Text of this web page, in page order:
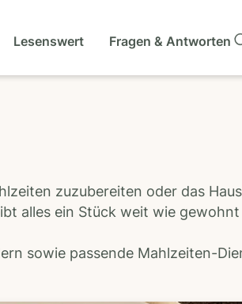
Lesenswert Fragen & Antworten
zuzubereiten oder das
alles ein Stück weit wie
sowie passende Mahlzeiten-